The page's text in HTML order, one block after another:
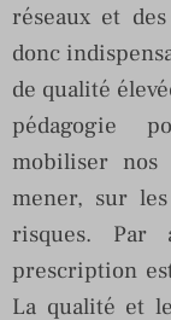
réseaux et
donc
de qualité
pédagogie
mobiliser
mener, sur
risques. Par
prescription
La qualité et